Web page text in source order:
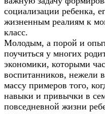
социализации ребенка,
жизненным реалиям к
класс.
Молодым, а порой и
поучиться у многих
экономики, которыми
воспитанников, нежели
массу примеров того,
навыки и привычки в
повседневной жизни